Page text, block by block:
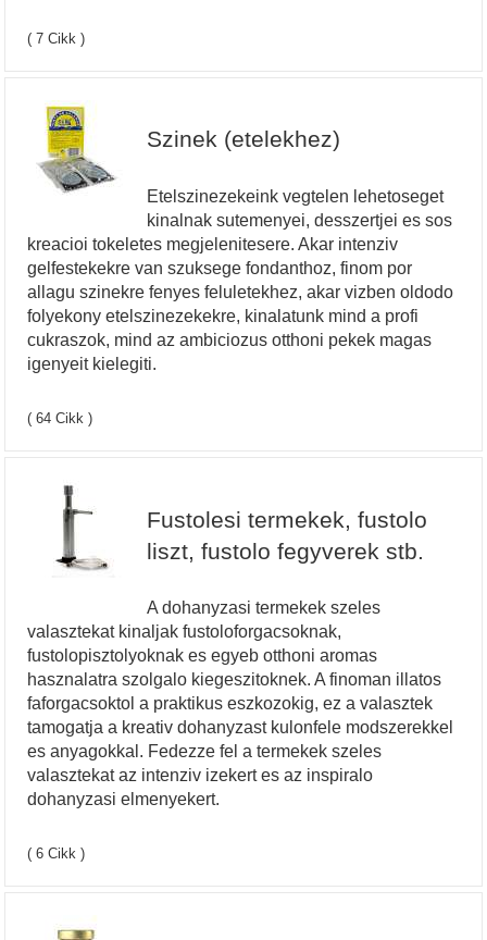
( 7 Cikk )
Szinek (etelekhez)
Etelszinezekeink vegtelen lehetoseget
kinalnak sutemenyei, desszertjei es sos
kreacioi tokeletes megjelenitesere. Akar intenziv
gelfestekekre van szuksege fondanthoz, finom por
allagu szinekre fenyes feluletekhez, akar vizben oldodo
folyekony etelszinezekekre, kinalatunk mind a profi
cukraszok, mind az ambiciozus otthoni pekek magas
igenyeit kielegiti.
( 64 Cikk )
Fustolesi termekek, fustolo
liszt, fustolo fegyverek stb.
A dohanyzasi termekek szeles
valasztekat kinaljak fustoloforgacsoknak,
fustolopisztolyoknak es egyeb otthoni aromas
hasznalatra szolgalo kiegeszitoknek. A finoman illatos
faforgacsoktol a praktikus eszkozokig, ez a valasztek
tamogatja a kreativ dohanyzast kulonfele modszerekkel
es anyagokkal. Fedezze fel a termekek szeles
valasztekat az intenziv izekert es az inspiralo
dohanyzasi elmenyekert.
( 6 Cikk )